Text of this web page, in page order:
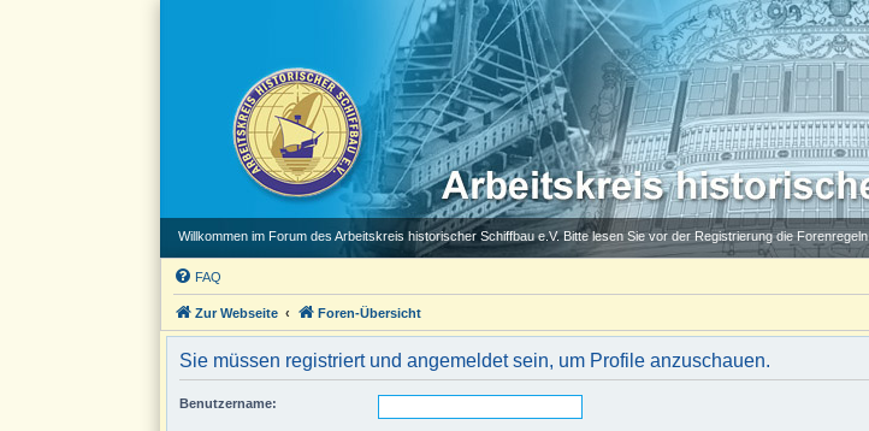
Willkommen im Forum des Arbeitskreis historischer Schiffbau e.V. Bitte lesen Sie vor der Registrierung die Forenregeln.
FAQ
Zur Webseite Foren-Übersicht
Sie müssen registriert und angemeldet sein, um Profile anzuschauen.
Benutzername: